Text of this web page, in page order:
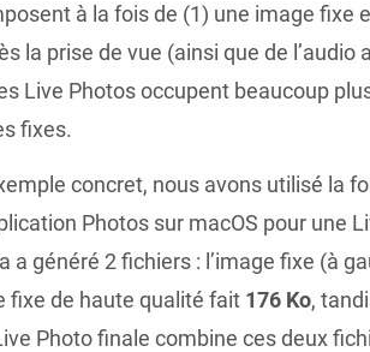
à la fois de (1) une image fixe
la prise de vue (ainsi que de l’audio
Live Photos occupent beaucoup
fixes.
concret, nous avons utilisé la
Photos sur macOS pour une
a généré 2 fichiers : l’image fixe (à
fixe de haute qualité fait 176 Ko,
Photo finale combine ces deux